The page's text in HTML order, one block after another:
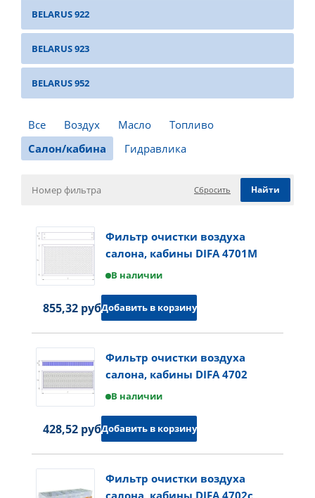
BELARUS 922
BELARUS 923
BELARUS 952
Все Воздух Масло
Топливо
Салон/кабина
Гидравлика
Сбросить
Фильтр очистки воздуха
салона, кабины DIFA 4701M
В наличии
855,32 руб.Добавить в корзину
Фильтр очистки воздуха
салона, кабины DIFA 4702
В наличии
428,52 руб.Добавить в корзину
Фильтр очистки воздуха
салона, кабины DIFA 4702с